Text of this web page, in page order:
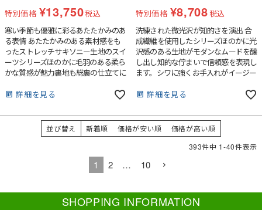
特別価格 ¥13,750税込
寒い季節も優雅に彩るあたたかみのあ
る表情 あたたかみのある素材感をも
ったストレッチサキソニー生地のスイ
ーツシリーズほのかに毛羽のある柔ら
かな質感が魅力裏地も総裏の仕立てに
詳細を見る
特別価格 ¥8,708税込
洗練された微光沢が知的さを演出 合
成繊維を使用したシリーズほのかに光
沢感のある生地がモダンなムードを醸
し出し知的な佇まいで信頼感を表現し
ます。シワに強くお手入れがイージー
詳細を見る
並び替え 新着順 価格が安い順
価格が高い順
393件中 1-40件表示
1 2 … 10
SHOPPING INFORMATION